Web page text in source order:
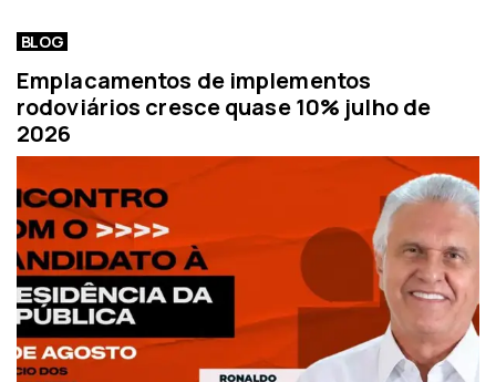
BLOG
Emplacamentos de implementos
rodoviários cresce quase 10% julho de
2026